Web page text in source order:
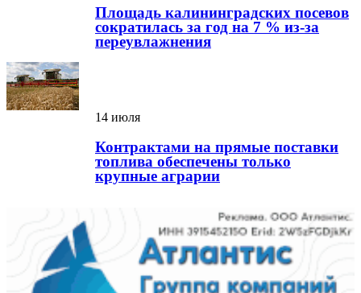
Площадь калининградских посевов
сократилась за год на 7 % из-за
переувлажнения
14 июля
Контрактами на прямые поставки
топлива обеспечены только
крупные аграрии